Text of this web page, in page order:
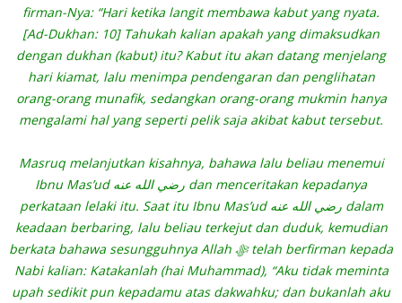
firman-Nya: “Hari ketika langit membawa kabut yang nyata.
[Ad-Dukhan: 10] Tahukah kalian apakah yang dimaksudkan
dengan dukhan (kabut) itu? Kabut itu akan datang menjelang
hari kiamat, lalu menimpa pendengaran dan penglihatan
orang-orang munafik, sedangkan orang-orang mukmin hanya
mengalami hal yang seperti pelik saja akibat kabut tersebut.
Masruq melanjutkan kisahnya, bahawa lalu beliau menemui
Ibnu Mas’ud رضي الله عنه dan menceritakan kepadanya
perkataan lelaki itu. Saat itu Ibnu Mas’ud رضي الله عنه dalam
keadaan berbaring, lalu beliau terkejut dan duduk, kemudian
berkata bahawa sesungguhnya Allah ‎ﷻ telah berfirman kepada
Nabi kalian: Katakanlah (hai Muhammad), “Aku tidak meminta
upah sedikit pun kepadamu atas dakwahku; dan bukanlah aku